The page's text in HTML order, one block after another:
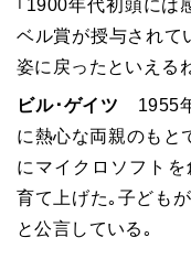
｢1900年代初頭には
ベル賞が授与されて
姿に戻ったといえる
ビル･ゲイツ 1955
に熱心な両親のもと
にマイクロソフト
育て上げた｡子ども
と公言している｡